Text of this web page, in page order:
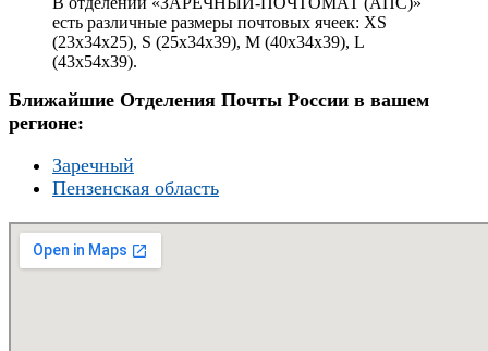
есть различные размеры почтовых ячеек: XS
(23х34х25), S (25х34х39), М (40х34х39), L
(43х54х39).
Ближайшие Отделения Почты России в вашем
регионе:
Заречный
Пензенская область